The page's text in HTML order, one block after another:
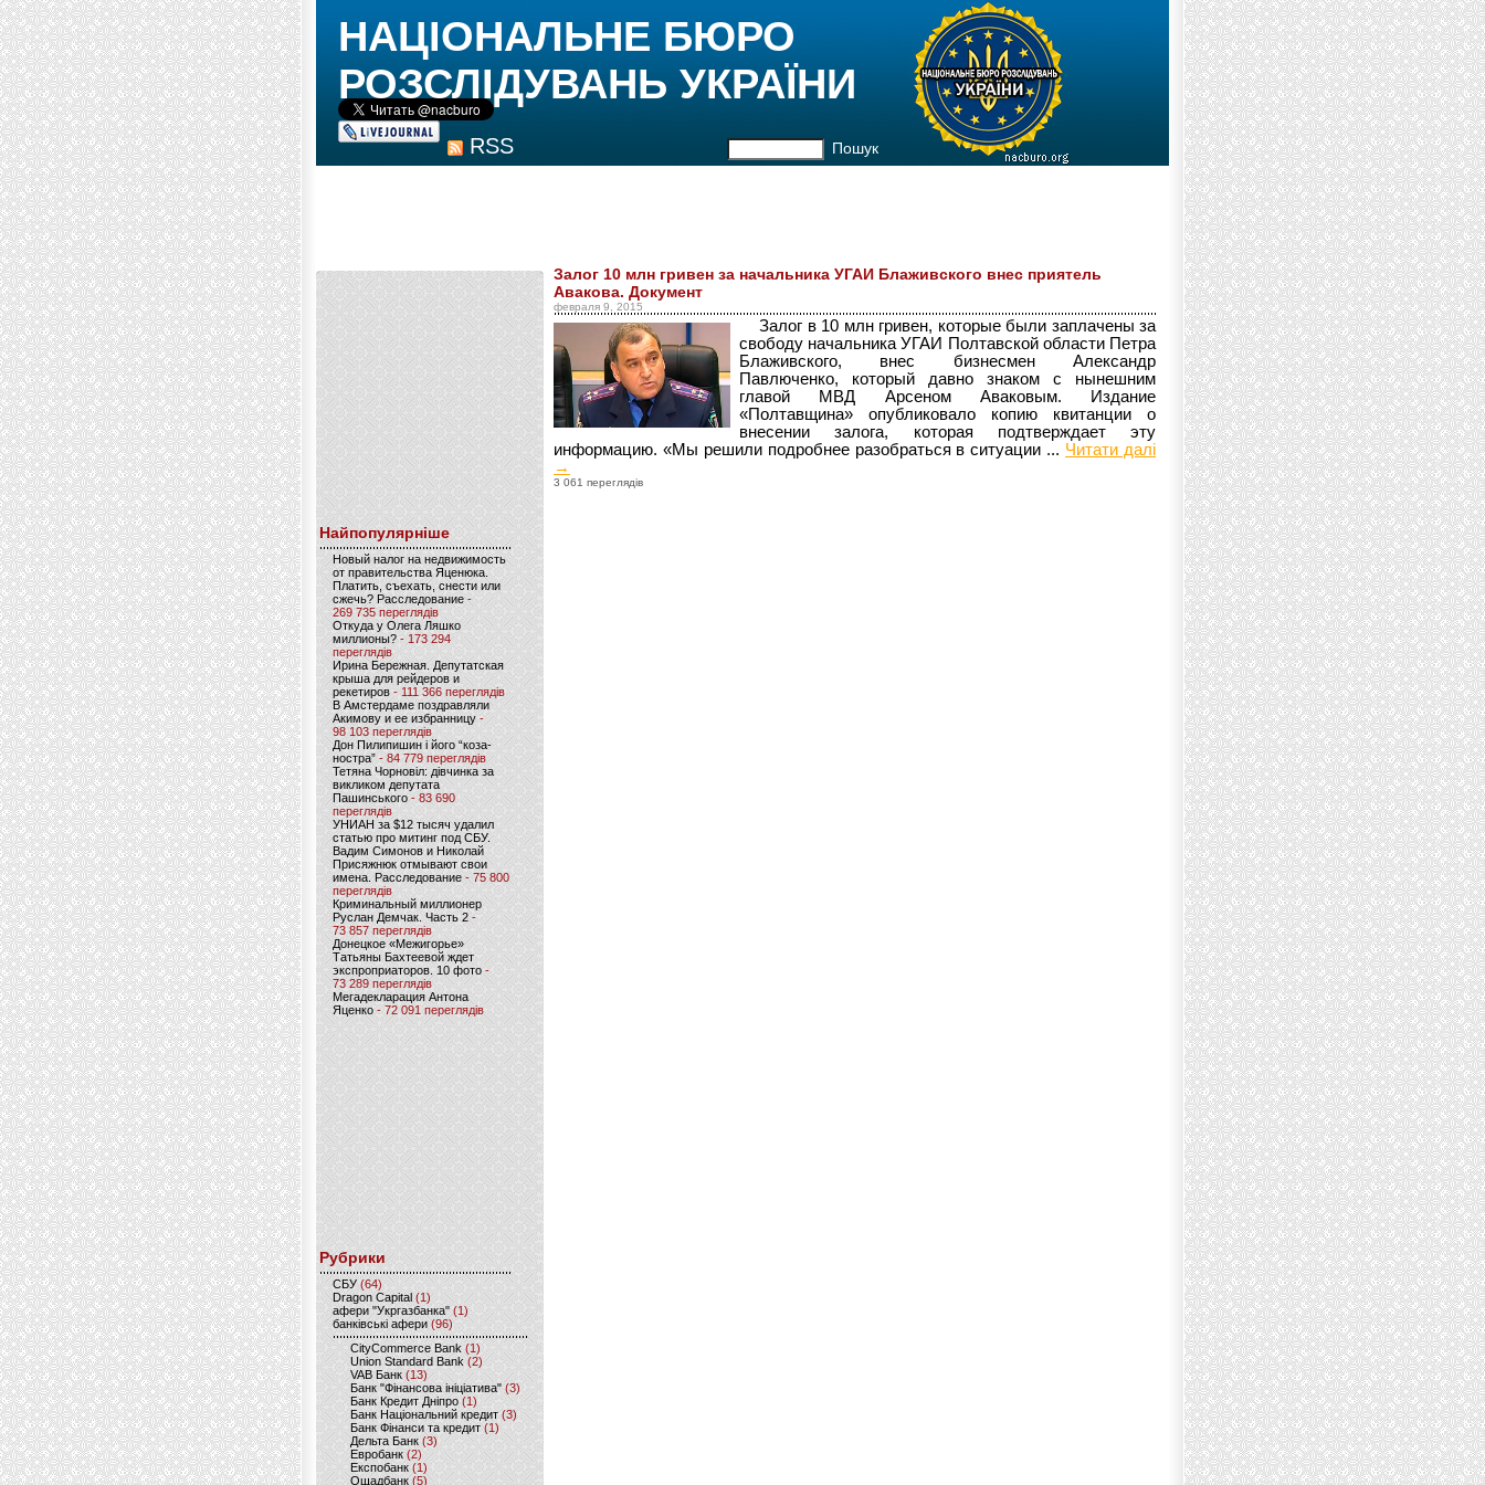
RSS Пошук
НАЦІОНАЛЬНЕ БЮРО
РОЗСЛІДУВАНЬ УКРАЇНИ
Найпопулярніше
Новый налог на недвижимость
от правительства Яценюка.
Платить, съехать, снести или
сжечь? Расследование-
269 735 переглядів
Откуда у Олега Ляшко
миллионы? - 173 294
переглядів
Ирина Бережная. Депутатская
крыша для рейдеров и
рекетиров - 111 366 переглядів
В Амстердаме поздравляли
Акимову и ее избранницу -
98 103 переглядів
Дон Пилипишин і його “коза-
ностра” - 84 779 переглядів
Тетяна Чорновіл: дівчинка за
викликом депутата
Пашинського- 83 690
переглядів
УНИАН за $12 тысяч удалил
статью про митинг под СБУ.
Вадим Симонов и Николай
Присяжнюк отмывают свои
имена. Расследование - 75 800
переглядів
Криминальный миллионер
Руслан Демчак. Часть 2-
73 857 переглядів
Донецкое «Межигорье»
Татьяны Бахтеевой ждет
экспроприаторов. 10 фото -
73 289 переглядів
Мегадекларация Антона
Яценко - 72 091 переглядів
Рубрики
CБУ (64)
Dragon Capital (1)
афери "Укргазбанка" (1)
банківські афери (96)
CityCommerce Bank (1)
Union Standard Bank (2)
VAB Банк (13)
Банк "Фінансова ініціатива" (3)
Банк Кредит Дніпро (1)
Банк Національний кредит (3)
Банк Фінанси та кредит (1)
Дельта Банк (3)
Евробанк(2)
Експобанк (1)
Ощадбанк(5)
Залог 10 млн гривен за начальника УГАИ Блаживского внес приятель
Авакова. Документ
февраля 9, 2015
Залог в 10 млн гривен, которые были заплачены за
свободу начальника УГАИ Полтавской области Петра
Блаживского, внес бизнесмен Александр
Павлюченко, который давно знаком с нынешним
главой МВД Арсеном Аваковым. Издание
«Полтавщина» опубликовало копию квитанции о
внесении залога, которая подтверждает эту
информацию. «Мы решили подробнее разобраться в ситуации ... Читати далі
→
3 061 переглядів